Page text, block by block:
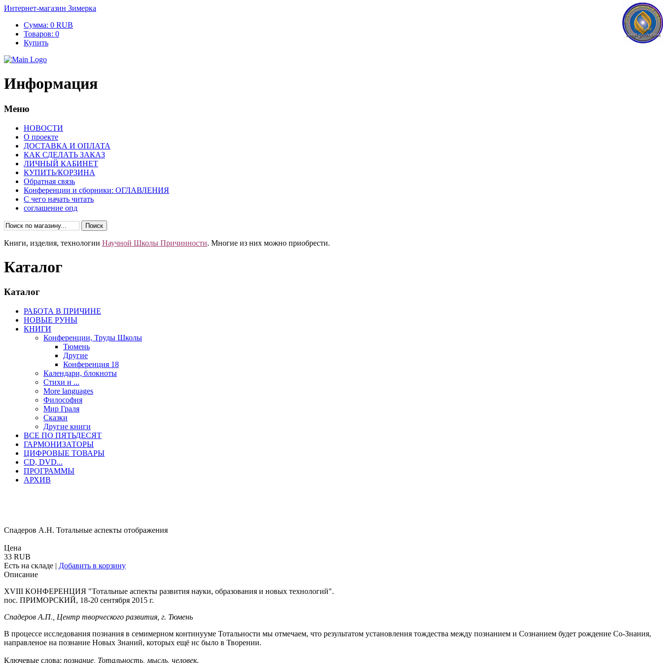
Интернет-магазин Зимерка
Сумма: 0 RUB
Товаров: 0
Купить
Информация
Меню
НОВОСТИ
О проекте
ДОСТАВКА И ОПЛАТА
КАК СДЕЛАТЬ ЗАКАЗ
ЛИЧНЫЙ КАБИНЕТ
КУПИТЬ/КОРЗИНА
Обратная связь
Конференции и сборники: ОГЛАВЛЕНИЯ
С чего начать читать
соглашение опд
Книги, изделия, технологии Научной Школы Причинности. Многие из них можно приобрести.
Каталог
Каталог
РАБОТА В ПРИЧИНЕ
НОВЫЕ РУНЫ
КНИГИ
Конференции, Труды Школы
Тюмень
Другие
Конференция 18
Календари, блокноты
Стихи и ...
More languages
Философия
Мир Граля
Сказки
Другие книги
ВСЕ ПО ПЯТЬДЕСЯТ
ГАРМОНИЗАТОРЫ
ЦИФРОВЫЕ ТОВАРЫ
CD, DVD...
ПРОГРАММЫ
АРХИВ
Спадеров А.Н. Тотальные аспекты отображения
Цена
33 RUB
Есть на складе | Добавить в корзину
Описание
XVIII КОНФЕРЕНЦИЯ "Тотальные аспекты развития науки, образования и новых технологий".
пос. ПРИМОРСКИЙ, 18-20 сентября 2015 г.
Спадеров А.П., Центр творческого развития, г. Тюмень
В процессе исследования познания в семимерном континууме Тотальности мы отмечаем, что результатом установления тождества между познанием и Сознанием будет рождение Co-Знания,
направленое на познание Новых Знаний, которых ещё нс было в Творении.
Ключевые слова: познание, Тотальность, мысль, человек.